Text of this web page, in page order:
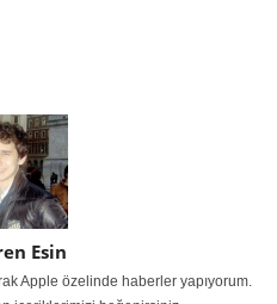
Esin
Apple özelinde haberler yapıyorum.